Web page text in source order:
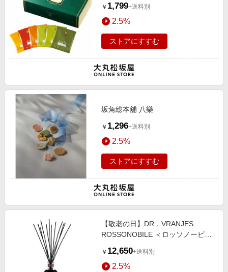
￥ 1,799+送料別
2.5%
ストアにすすむ
坂角総本舖 八樂
￥ 1,296+送料別
2.5%
ストアにすすむ
【敬老の日】DR．VRANJES
ROSSONOBILE ＜ロッソノービレ
￥ 12,650+送料別
2.5%